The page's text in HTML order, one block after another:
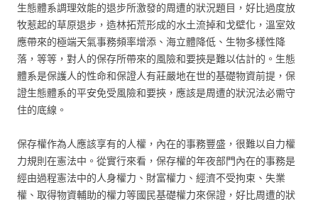
生態體系調理效能的退步所激發的周遭的狀況題目，好比過度放
牧惹起的草原退步，造林拓荒形成的水土流掉和戈壁化，溫室效
應帶來的極端天氣事務頻率增添、海立體降低、生物多樣性降
落，等等，對人的保存所帶來的風險和要挾是難以估計的。生態
體系是保護人的性命和保證人有莊嚴地在世的基礎物資前提，保
證生態體系的平安免受風險和要挾，應該是周遭的狀況法必需守
住的底線。
保存權作為人應該享有的人權，內在的事務豐盛，很難以自力權
力規則在憲法中。從實行來看，保存權的年夜部門內在的事務是
經由過程憲法中的人身權力、財富權力、經濟不受拘束、失業
權、取得物資輔助的權力等國民基礎權力來保證，好比周遭的狀